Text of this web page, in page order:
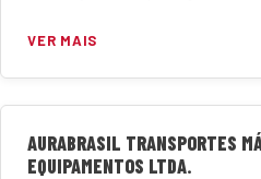
VER MAIS
AURABRASIL TRANSPORTES
EQUIPAMENTOS LTDA.